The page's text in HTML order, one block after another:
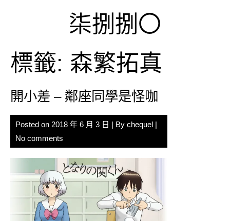
柒捌捌〇
標籤: 森繁拓真
開小差 – 鄰座同學是怪咖
Posted on 2018 年 6 月 3 日 | By chequel |
No comments